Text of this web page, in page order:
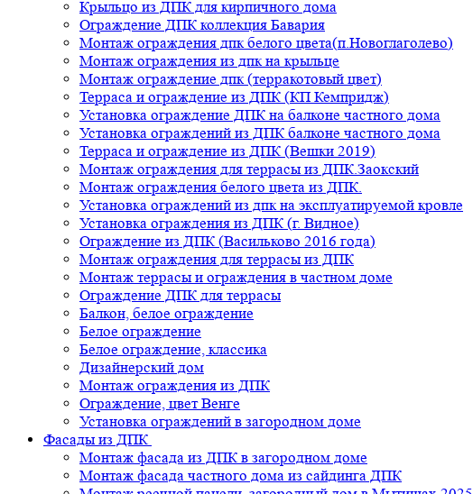
Крыльцо из ДПК для кирпичного дома
Ограждение ДПК коллекция Бавария
Монтаж ограждения дпк белого цвета(п.Новоглаголево)
Монтаж ограждения из дпк на крыльце
Монтаж ограждение дпк (терракотовый цвет)
Терраса и ограждение из ДПК (КП Кемпридж)
Установка ограждение ДПК на балконе частного дома
Установка ограждений из ДПК балконе частного дома
Терраса и ограждение из ДПК (Вешки 2019)
Монтаж ограждения для террасы из ДПК.Заокский
Монтаж ограждения белого цвета из ДПК.
Установка ограждений из дпк на эксплуатируемой кровле
Установка ограждения из ДПК (г. Видное)
Ограждение из ДПК (Васильково 2016 года)
Монтаж ограждения для террасы из ДПК
Монтаж террасы и ограждения в частном доме
Ограждение ДПК для террасы
Балкон, белое ограждение
Белое ограждение
Белое ограждение, классика
Дизайнерский дом
Монтаж ограждения из ДПК
Ограждение, цвет Венге
Установка ограждений в загородном доме
Фасады из ДПК
Монтаж фасада из ДПК в загородном доме
Монтаж фасада частного дома из сайдинга ДПК